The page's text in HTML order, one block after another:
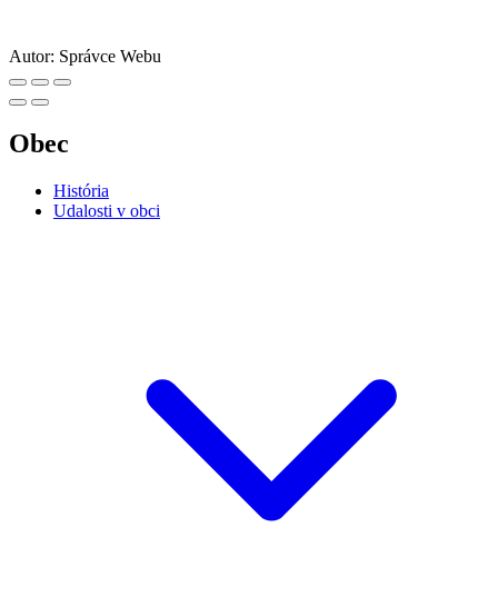
Autor: Správce Webu
Obec
História
Udalosti v obci